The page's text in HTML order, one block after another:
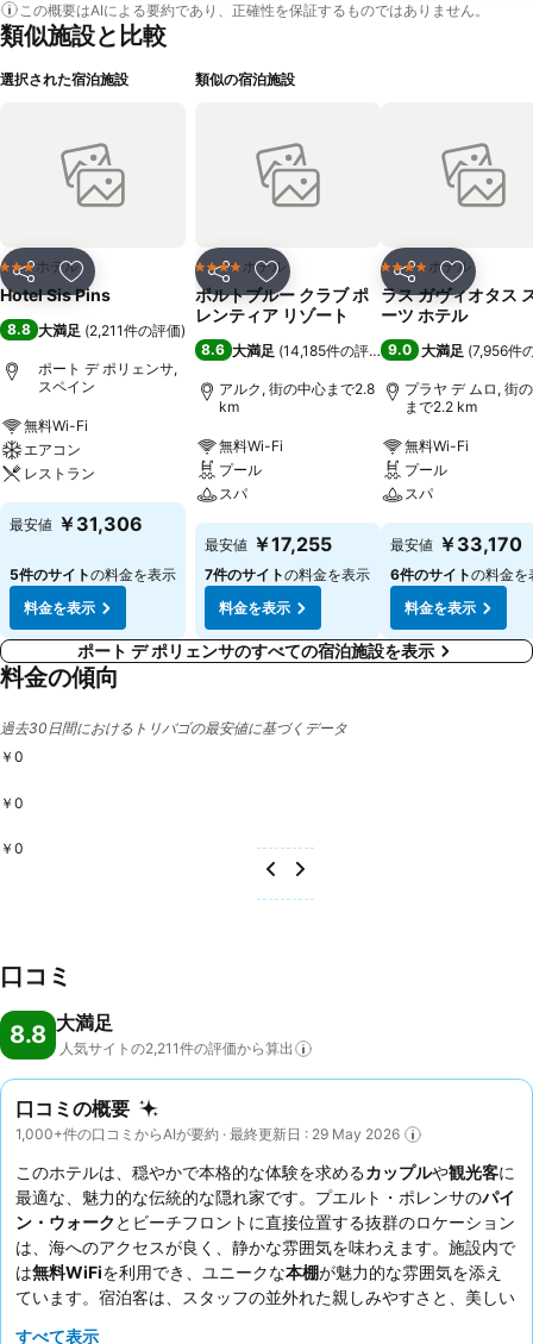
この概要はAIによる要約であり、正確性を保証するものではありません。
類似施設と比較
選択された宿泊施設
シェア お気に入りに追加
3 ホテルのランク
ホテル
Hotel Sis Pins
8.8 大満足 (2,211件の評価)
ポート デ ポリェンサ,
スペイン
無料Wi-Fi
エアコン
レストラン
最安値 ￥31,306
5件のサイトの料金を表示
料金を表示
類似の宿泊施設
シェア お気に入りに追加
4 ホテルのランク
ホテル
ポルトブルー クラブ ポ
レンティア リゾート
8.6 大満足 (14,185件の評価)
アルク, 街の中心まで2.8
km
無料Wi-Fi
プール
スパ
最安値 ￥17,255
7件のサイトの料金を表示
料金を表示
シェア お気に入
4 ホテルのランク
ホテル
ラス ガヴィオタス
ーツ ホテル
9.0 大満足 (7,956件
プラヤ デ ムロ, 街
まで2.2 km
無料Wi-Fi
プール
スパ
最安値 ￥33,170
6件のサイトの料金を
料金を表示
ポート デ ポリェンサのすべての宿泊施設を表示
料金の傾向
過去30日間におけるトリバゴの最安値に基づくデータ
￥0
￥0
￥0
口コミ
8.8 大満足
人気サイトの2,211件の評価から算出
口コミの概要
1,000+件の口コミからAIが要約 · 最終更新日 : 29 May 2026
このホテルは、穏やかで本格的な体験を求めるカップルや観光客に
最適な、魅力的な伝統的な隠れ家です。プエルト・ポレンサのパイ
ン・ウォーク とビーチフロントに直接位置する抜群のロケーション
は、海へのアクセスが良く、静かな雰囲気を味わえます。施設内で
は無料WiFiを利用でき、ユニークな本棚が魅力的な雰囲気を添え
ています。宿泊客は、スタッフの並外れた親しみやすさと、美しい
すべて表示